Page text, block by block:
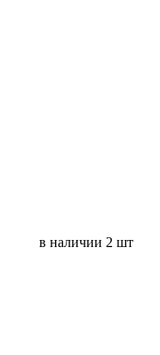
в наличии 2 шт